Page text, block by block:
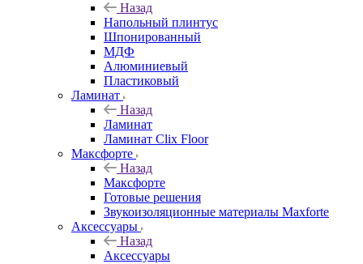
Назад
Напольный плинтус
Шпонированный
МДФ
Алюминиевый
Пластиковый
Ламинат
Назад
Ламинат
Ламинат Clix Floor
Максфорте
Назад
Максфорте
Готовые решения
Звукоизоляционные материалы Maxforte
Аксессуары
Назад
Аксессуары